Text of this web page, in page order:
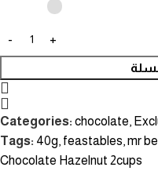
Categories: chocolate,
Tags: 40g, feastables,mr
Chocolate Hazelnut 2cups